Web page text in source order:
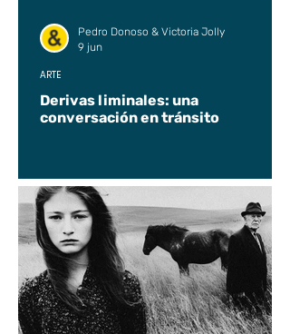
Derivas liminales: una
conversación en tránsito
ARTE
Pedro Donoso & Victoria Jolly
9 jun